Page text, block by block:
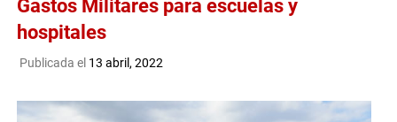
Gastos Militares para escuelas y
hospitales
Publicada el 13 abril, 2022